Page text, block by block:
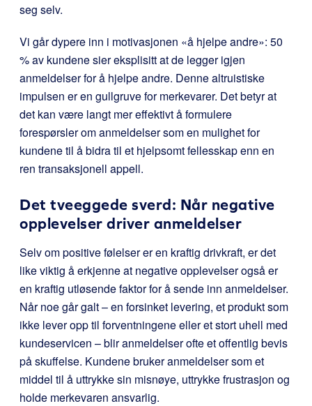
seg selv.
Vi går dypere inn i motivasjonen «å hjelpe andre»: 50
% av kundene sier eksplisitt at de legger igjen
anmeldelser for å hjelpe andre. Denne altruistiske
impulsen er en gullgruve for merkevarer. Det betyr at
det kan være langt mer effektivt å formulere
forespørsler om anmeldelser som en mulighet for
kundene til å bidra til et hjelpsomt fellesskap enn en
ren transaksjonell appell.
Det tveeggede sverd: Når negative
opplevelser driver anmeldelser
Selv om positive følelser er en kraftig drivkraft, er det
like viktig å erkjenne at negative opplevelser også er
en kraftig utløsende faktor for å sende inn anmeldelser.
Når noe går galt – en forsinket levering, et produkt som
ikke lever opp til forventningene eller et stort uhell med
kundeservicen – blir anmeldelser ofte et offentlig bevis
på skuffelse. Kundene bruker anmeldelser som et
middel til å uttrykke sin misnøye, uttrykke frustrasjon og
holde merkevaren ansvarlig.